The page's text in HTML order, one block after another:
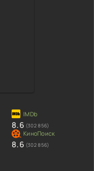
8.6 (302 856)
8.6 (302 856)